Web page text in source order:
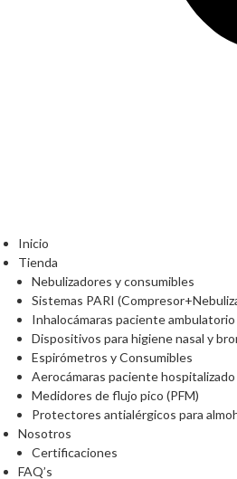
Inicio
Tienda
Nebulizadores y consumibles
Sistemas PARI
Inhalocámaras paciente ambulatorio
Dispositivos para higiene nasal y
Espirómetros y Consumibles
Aerocámaras paciente hospitalizado
Medidores de flujo pico (PFM)
Protectores antialérgicos para
Nosotros
Certificaciones
FAQ’s